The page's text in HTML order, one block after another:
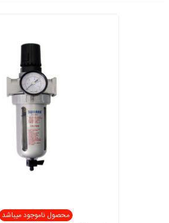
محصول ناموجود میباشد